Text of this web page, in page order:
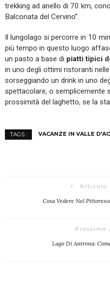
trekking ad anello di 70 km,
Balconata del Cervino”.
Il lungolago si percorre in 10
più tempo in questo luogo
un pasto a base di piatti tipici
in uno degli ottimi ristoranti
sorseggiando un drink in uno
spettacolare, o semplicemente
prossimità del laghetto, se la
TAGS : VACANZE IN VALLE
Articolo
Cosa Vedere Nel
Prossimo
Lago Di Antrona: